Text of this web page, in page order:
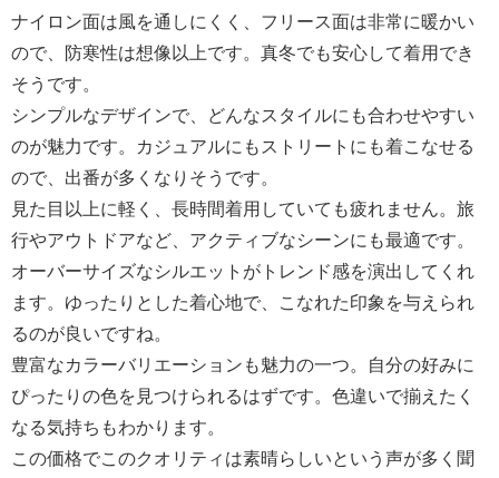
ナイロン面は風を通しにくく、フリース面は非常に暖かい
ので、防寒性は想像以上です。真冬でも安心して着用でき
そうです。
シンプルなデザインで、どんなスタイルにも合わせやすい
のが魅力です。カジュアルにもストリートにも着こなせる
ので、出番が多くなりそうです。
見た目以上に軽く、長時間着用していても疲れません。旅
行やアウトドアなど、アクティブなシーンにも最適です。
オーバーサイズなシルエットがトレンド感を演出してくれ
ます。ゆったりとした着心地で、こなれた印象を与えられ
るのが良いですね。
豊富なカラーバリエーションも魅力の一つ。自分の好みに
ぴったりの色を見つけられるはずです。色違いで揃えたく
なる気持ちもわかります。
この価格でこのクオリティは素晴らしいという声が多く聞